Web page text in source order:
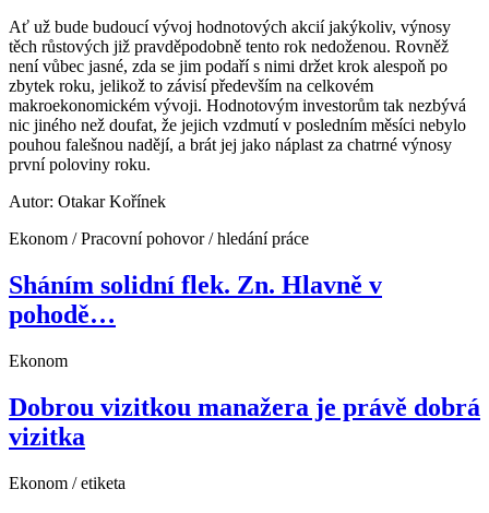
Ať už bude budoucí vývoj hodnotových akcií jakýkoliv, výnosy
těch růstových již pravděpodobně tento rok nedoženou. Rovněž
není vůbec jasné, zda se jim podaří s nimi držet krok alespoň po
zbytek roku, jelikož to závisí především na celkovém
makroekonomickém vývoji. Hodnotovým investorům tak nezbývá
nic jiného než doufat, že jejich vzdmutí v posledním měsíci nebylo
pouhou falešnou nadějí, a brát jej jako náplast za chatrné výnosy
první poloviny roku.
Autor: Otakar Kořínek
Ekonom / Pracovní pohovor / hledání práce
Sháním solidní flek. Zn. Hlavně v
pohodě…
Ekonom
Dobrou vizitkou manažera je právě dobrá
vizitka
Ekonom / etiketa